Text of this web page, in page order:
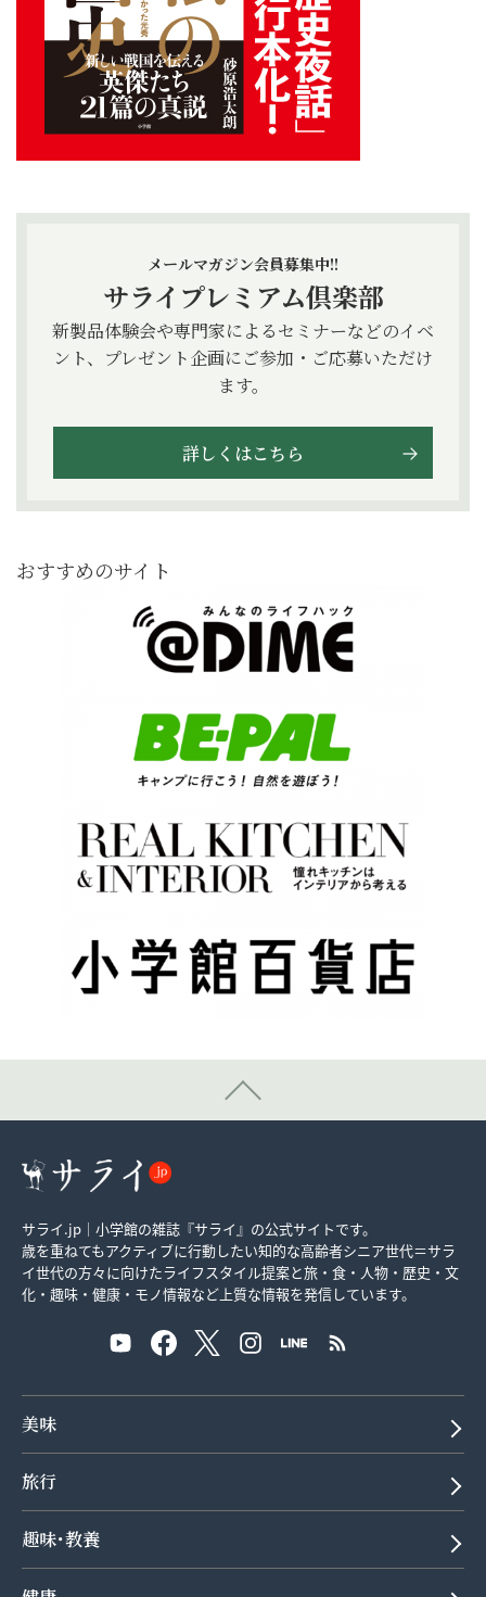
メールマガジン会員募集中!!
サライプレミアム倶楽部
新製品体験会や専門家によるセミナーなどのイベ
ント、プレゼント企画にご参加・ご応募いただけ
ます。
詳しくはこちら
おすすめのサイト
サライ.jp｜小学館の雑誌『サライ』の公式サイトです。
歳を重ねてもアクティブに行動したい知的な高齢者シニア世代＝サラ
イ世代の方々に向けたライフスタイル提案と旅・食・人物・歴史・文
化・趣味・健康・モノ情報など上質な情報を発信しています。
美味
旅行
趣味･教養